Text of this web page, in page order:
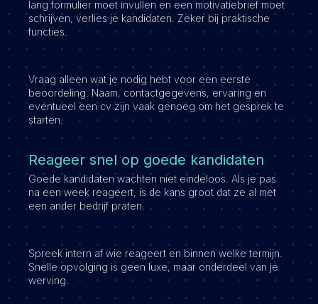
lang formulier moet invullen en een motivatiebrief moet
schrijven, verlies je kandidaten. Zeker bij praktische
functies.
Vraag alleen wat je nodig hebt voor een eerste
beoordeling. Naam, contactgegevens, ervaring en
eventueel een cv zijn vaak genoeg om het gesprek te
starten.
Reageer snel op goede kandidaten
Goede kandidaten wachten niet eindeloos. Als je pas
na een week reageert, is de kans groot dat ze al met
een ander bedrijf praten.
Spreek intern af wie reageert en binnen welke termijn.
Snelle opvolging is geen luxe, maar onderdeel van je
werving.